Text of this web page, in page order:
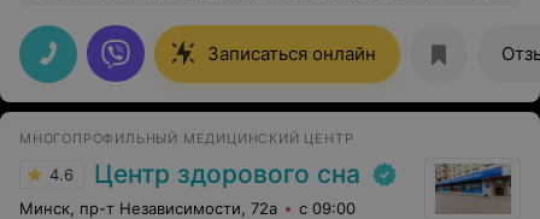
наращивания Елены такого нет. делает все четко и
быстро, а так же помогает подобрать размер и эффект
по типу лица. 10 из 10, рекомендую.
Записаться онлайн
МНОГОПРОФИЛЬНЫЙ МЕДИЦИНСКИЙ ЦЕНТР
4.6 Центр здорового сна
Минск, пр-т Независимости, 72а с 09:00